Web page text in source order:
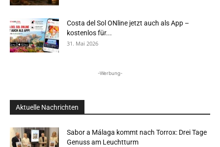
Costa del Sol ONline jetzt auch als App –
kostenlos für...
31. Mai 2026
-Werbung-
Aktuelle Nachrichten
Sabor a Málaga kommt nach Torrox: Drei Tage
Genuss am Leuchtturm